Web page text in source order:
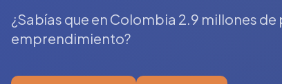
¿Sabías que en Colombia 2.9 millones de
emprendimiento?